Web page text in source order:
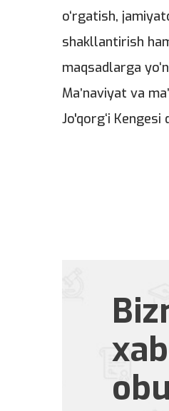
o‘rgatish,
shakllantirish
maqsadlarga
Maʼnaviyat va
Jo'qorgʻi